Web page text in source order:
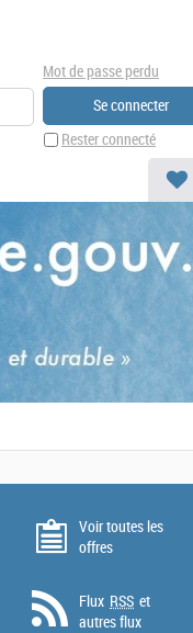
Rester connecté
Mot de passe perdu
Voir toutes les
offres
Flux RSS et
autres flux